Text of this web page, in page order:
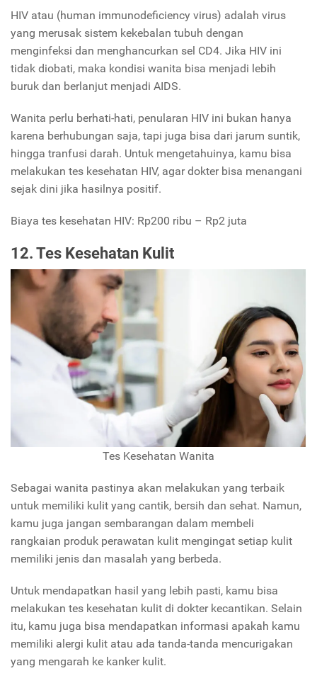
HIV atau (human immunodeficiency virus) adalah virus
yang merusak sistem kekebalan tubuh dengan
menginfeksi dan menghancurkan sel CD4. Jika HIV ini
tidak diobati, maka kondisi wanita bisa menjadi lebih
buruk dan berlanjut menjadi AIDS.
Wanita perlu berhati-hati, penularan HIV ini bukan hanya
karena berhubungan saja, tapi juga bisa dari jarum suntik,
hingga tranfusi darah. Untuk mengetahuinya, kamu bisa
melakukan tes kesehatan HIV, agar dokter bisa menangani
sejak dini jika hasilnya positif.
Biaya tes kesehatan HIV: Rp200 ribu – Rp2 juta
12. Tes Kesehatan Kulit
Tes Kesehatan Wanita
Sebagai wanita pastinya akan melakukan yang terbaik
untuk memiliki kulit yang cantik, bersih dan sehat. Namun,
kamu juga jangan sembarangan dalam membeli
rangkaian produk perawatan kulit mengingat setiap kulit
memiliki jenis dan masalah yang berbeda.
Untuk mendapatkan hasil yang lebih pasti, kamu bisa
melakukan tes kesehatan kulit di dokter kecantikan. Selain
itu, kamu juga bisa mendapatkan informasi apakah kamu
memiliki alergi kulit atau ada tanda-tanda mencurigakan
yang mengarah ke kanker kulit.